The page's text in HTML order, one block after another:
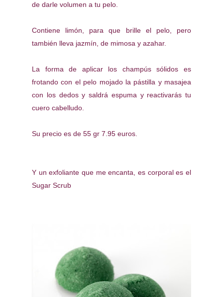
de darle volumen a tu pelo.
Contiene limón, para que brille el pelo, pero
también lleva jazmín, de mimosa y azahar.
La forma de aplicar los champús sólidos es
frotando con el pelo mojado la pástilla y masajea
con los dedos y saldrá espuma y reactivarás tu
cuero cabelludo.
Su precio es de 55 gr 7.95 euros.
Y un exfoliante que me encanta, es corporal es el
Sugar Scrub